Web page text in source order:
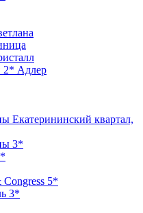
2* Адлер
Екатерининский квартал,
3*
Congress 5*
3*